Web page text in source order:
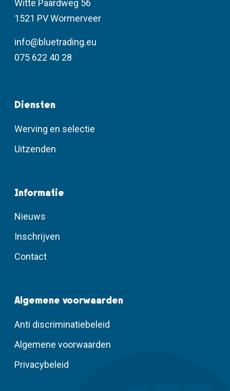
Witte Paardweg 56
1521 PV Wormerveer
info@bluetrading.eu
075 622 40 28
Diensten
Werving en selectie
Uitzenden
Informatie
Nieuws
Inschrijven
Contact
Algemene voorwaarden
Anti discriminatiebeleid
Algemene voorwaarden
Privacybeleid